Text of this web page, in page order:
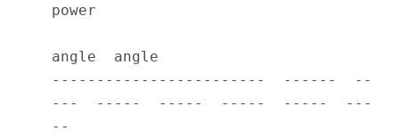
power
angle  angle
------------------------  ------  --
---  -----  -----  -----  -----  ---
--